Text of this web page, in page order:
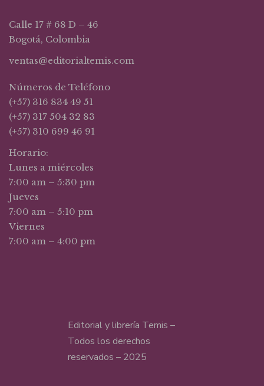
Calle 17 # 68 D – 46
Bogotá, Colombia
ventas@editorialtemis.com
Números de Teléfono
(+57) 316 834 49 51
(+57) 317 504 32 83
(+57) 310 699 46 91
Horario:
Lunes a miércoles
7:00 am – 5:30 pm
Jueves
7:00 am – 5:10 pm
Viernes
7:00 am – 4:00 pm
Editorial y librería Temis –
Todos los derechos
reservados – 2025